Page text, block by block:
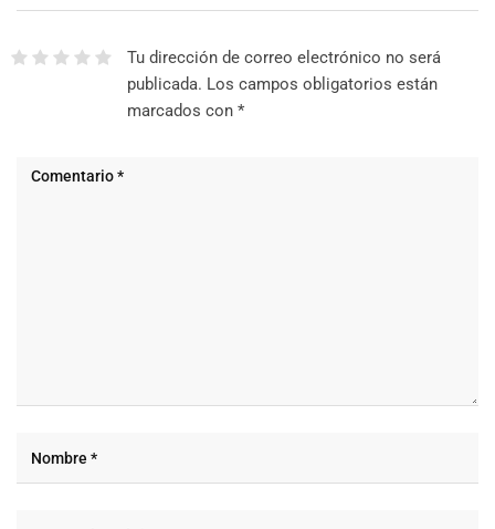
Tu dirección de correo electrónico no será
publicada. Los campos obligatorios están
marcados con *